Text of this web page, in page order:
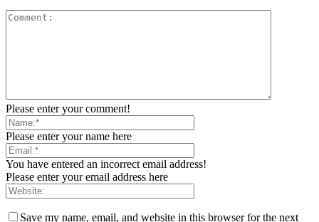
Please enter your comment!
Please enter your name here
You have entered an incorrect email address!
Please enter your email address here
Save my name, email, and website in this browser for the next